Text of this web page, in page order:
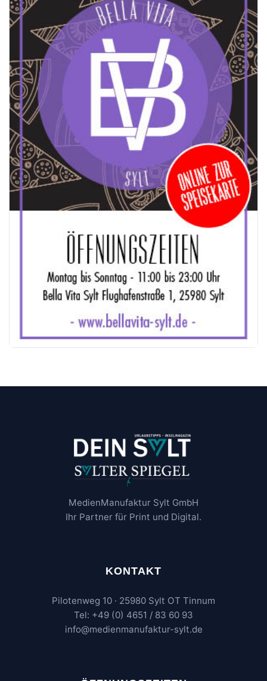
MedienManufaktur Sylt GmbH
Ihr Partner für Print und Digital.
KONTAKT
Pilotenweg 10 · 25980 Sylt OT Tinnum
Tel: +49 (0) 4651 / 83 60 93
info@medienmanufaktur-sylt.de